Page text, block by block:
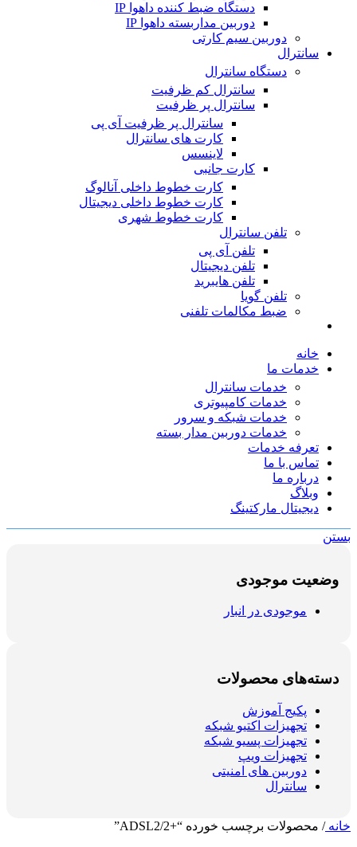
دستگاه ضبط کننده داهوا IP
دوربین مداربسته داهوا IP
دوربین سیم کارتی
سانترال
دستگاه سانترال
سانترال کم ظرفیت
سانترال پر ظرفیت
سانترال پر ظرفیت آی پی
کارت های سانترال
لاینسس
کارت جانبی
کارت خطوط داخلی آنالوگ
کارت خطوط داخلی دیجیتال
کارت خطوط شهری
تلفن سانترال
تلفن آی پی
تلفن دیجیتال
تلفن هایبرید
تلفن گویا
ضبط مکالمات تلفنی
خانه
خدمات ما
خدمات سانترال
خدمات کامپیوتری
خدمات شبکه و سرور
خدمات دوربین مدار بسته
تعرفه خدمات
تماس با ما
درباره ما
وبلاگ
دیجیتال مارکتینگ
بستن
وضعیت موجودی
موجودی در انبار
دسته‌های محصولات
پکیج آموزش
تجهیزات اکتیو شبکه
تجهیزات پسیو شبکه
تجهیزات ویپ
دوربین های امنیتی
سانترال
خانه/ محصولات برچسب خورده “+ADSL2/2”